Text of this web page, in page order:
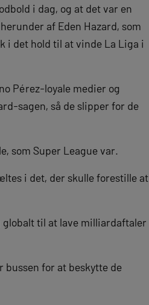
i dag, og at det var en
af Eden Hazard, som
det hold til at vinde La Liga i
Pérez-loyale medier og
sagen, så de slipper for de
som Super League var.
i det, der skulle forestille at
globalt til at lave milliardaftaler
for at beskytte de